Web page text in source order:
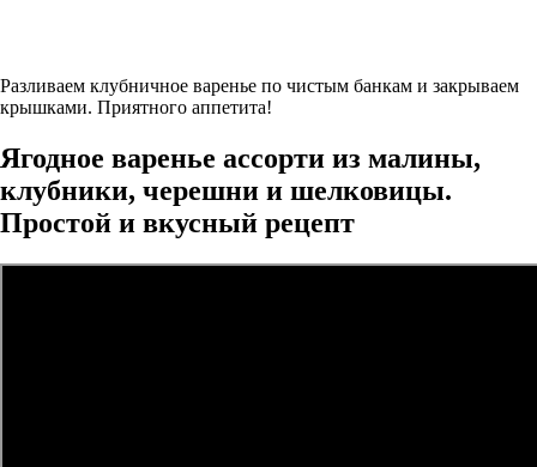
Разливаем клубничное варенье по чистым банкам и закрываем
крышками. Приятного аппетита!
Ягодное варенье ассорти из малины,
клубники, черешни и шелковицы.
Простой и вкусный рецепт